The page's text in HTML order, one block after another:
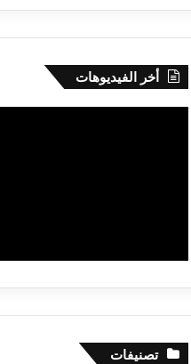
أخر الفيديوهات
تصنيفات